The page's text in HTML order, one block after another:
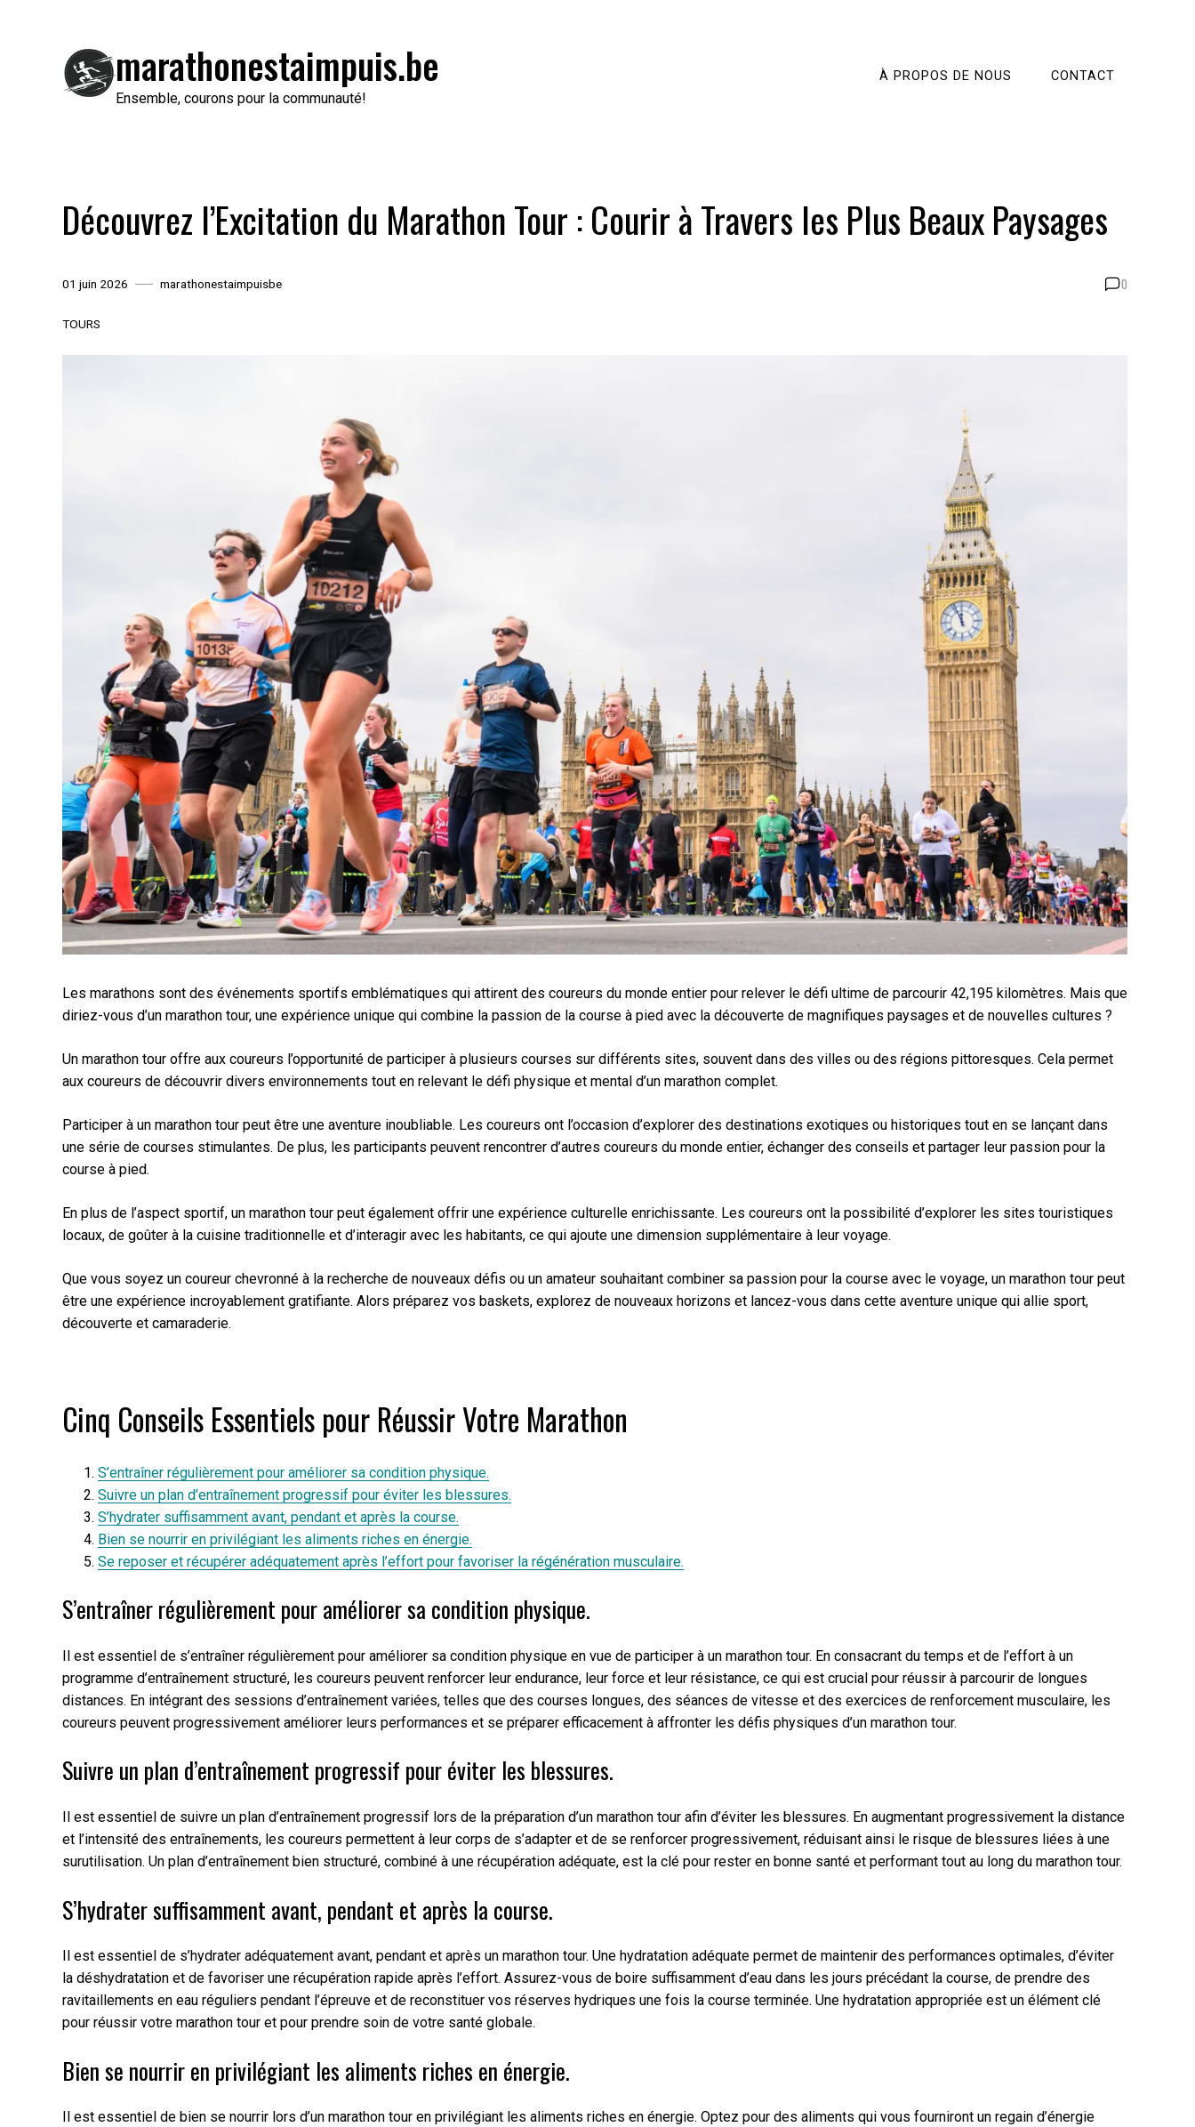
marathonestaimpuis.be
Ensemble, courons pour la communauté!
À PROPOS DE NOUS CONTACT
Découvrez l’Excitation du Marathon Tour : Courir à Travers les Plus Beaux Paysages
01 juin 2026 marathonestaimpuisbe 0
TOURS
Les marathons sont des événements sportifs emblématiques qui attirent des coureurs du monde entier pour relever le défi ultime de parcourir 42,195 kilomètres. Mais que
diriez-vous d’un marathon tour, une expérience unique qui combine la passion de la course à pied avec la découverte de magnifiques paysages et de nouvelles cultures ?
Un marathon tour offre aux coureurs l’opportunité de participer à plusieurs courses sur différents sites, souvent dans des villes ou des régions pittoresques. Cela permet
aux coureurs de découvrir divers environnements tout en relevant le défi physique et mental d’un marathon complet.
Participer à un marathon tour peut être une aventure inoubliable. Les coureurs ont l’occasion d’explorer des destinations exotiques ou historiques tout en se lançant dans
une série de courses stimulantes. De plus, les participants peuvent rencontrer d’autres coureurs du monde entier, échanger des conseils et partager leur passion pour la
course à pied.
En plus de l’aspect sportif, un marathon tour peut également offrir une expérience culturelle enrichissante. Les coureurs ont la possibilité d’explorer les sites touristiques
locaux, de goûter à la cuisine traditionnelle et d’interagir avec les habitants, ce qui ajoute une dimension supplémentaire à leur voyage.
Que vous soyez un coureur chevronné à la recherche de nouveaux défis ou un amateur souhaitant combiner sa passion pour la course avec le voyage, un marathon tour peut
être une expérience incroyablement gratifiante. Alors préparez vos baskets, explorez de nouveaux horizons et lancez-vous dans cette aventure unique qui allie sport,
découverte et camaraderie.
Cinq Conseils Essentiels pour Réussir Votre Marathon
S’entraîner régulièrement pour améliorer sa condition physique.
Suivre un plan d’entraînement progressif pour éviter les blessures.
S’hydrater suffisamment avant, pendant et après la course.
Bien se nourrir en privilégiant les aliments riches en énergie.
Se reposer et récupérer adéquatement après l’effort pour favoriser la régénération musculaire.
S’entraîner régulièrement pour améliorer sa condition physique.
Il est essentiel de s’entraîner régulièrement pour améliorer sa condition physique en vue de participer à un marathon tour. En consacrant du temps et de l’effort à un
programme d’entraînement structuré, les coureurs peuvent renforcer leur endurance, leur force et leur résistance, ce qui est crucial pour réussir à parcourir de longues
distances. En intégrant des sessions d’entraînement variées, telles que des courses longues, des séances de vitesse et des exercices de renforcement musculaire, les
coureurs peuvent progressivement améliorer leurs performances et se préparer efficacement à affronter les défis physiques d’un marathon tour.
Suivre un plan d’entraînement progressif pour éviter les blessures.
Il est essentiel de suivre un plan d’entraînement progressif lors de la préparation d’un marathon tour afin d’éviter les blessures. En augmentant progressivement la distance
et l’intensité des entraînements, les coureurs permettent à leur corps de s’adapter et de se renforcer progressivement, réduisant ainsi le risque de blessures liées à une
surutilisation. Un plan d’entraînement bien structuré, combiné à une récupération adéquate, est la clé pour rester en bonne santé et performant tout au long du marathon tour.
S’hydrater suffisamment avant, pendant et après la course.
Il est essentiel de s’hydrater adéquatement avant, pendant et après un marathon tour. Une hydratation adéquate permet de maintenir des performances optimales, d’éviter
la déshydratation et de favoriser une récupération rapide après l’effort. Assurez-vous de boire suffisamment d’eau dans les jours précédant la course, de prendre des
ravitaillements en eau réguliers pendant l’épreuve et de reconstituer vos réserves hydriques une fois la course terminée. Une hydratation appropriée est un élément clé
pour réussir votre marathon tour et pour prendre soin de votre santé globale.
Bien se nourrir en privilégiant les aliments riches en énergie.
Il est essentiel de bien se nourrir lors d’un marathon tour en privilégiant les aliments riches en énergie. Optez pour des aliments qui vous fourniront un regain d’énergie